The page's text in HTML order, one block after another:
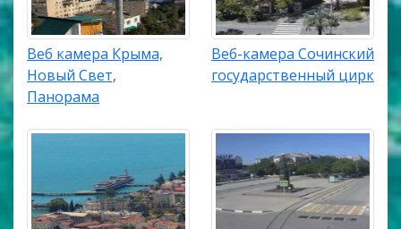
Веб камера Крыма,
Новый Свет,
Панорама
Веб-камера Сочинский
государственный цирк